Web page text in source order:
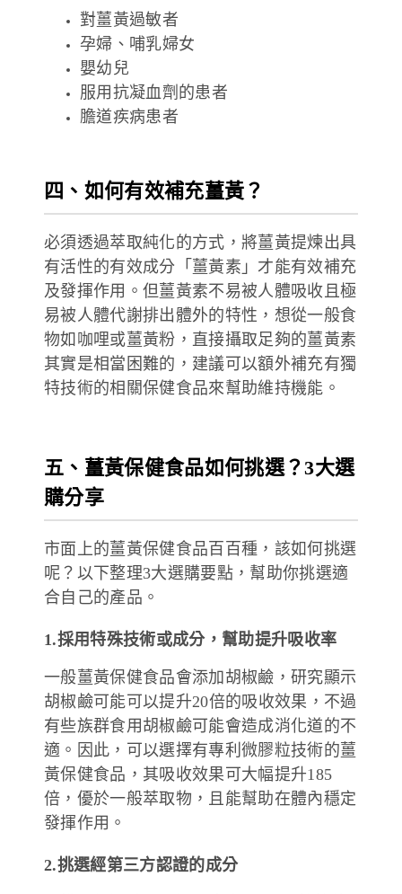
對薑黃過敏者
孕婦、哺乳婦女
嬰幼兒
服用抗凝血劑的患者
膽道疾病患者
四、如何有效補充薑黃？
必須透過萃取純化的方式，將薑黃提煉出具
有活性的有效成分「薑黃素」才能有效補充
及發揮作用。但薑黃素不易被人體吸收且極
易被人體代謝排出體外的特性，想從一般食
物如咖哩或薑黃粉，直接攝取足夠的薑黃素
其實是相當困難的，建議可以額外補充有獨
特技術的相關保健食品來幫助維持機能。
五、薑黃保健食品如何挑選？3大選
購分享
市面上的薑黃保健食品百百種，該如何挑選
呢？以下整理3大選購要點，幫助你挑選適
合自己的產品。
1.採用特殊技術或成分，幫助提升吸收率
一般薑黃保健食品會添加胡椒鹼，研究顯示
胡椒鹼可能可以提升20倍的吸收效果，不過
有些族群食用胡椒鹼可能會造成消化道的不
適。因此，可以選擇有專利微膠粒技術的薑
黃保健食品，其吸收效果可大幅提升185
倍，優於一般萃取物，且能幫助在體內穩定
發揮作用。
2.挑選經第三方認證的成分